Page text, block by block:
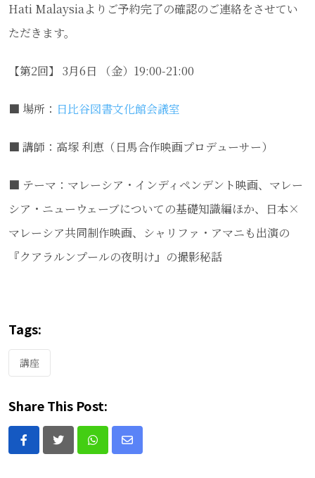
Hati Malaysiaよりご予約完了の確認のご連絡をさせてい
ただきます。
【第2回】 3月6日 （金）19:00-21:00
■ 場所： 日比谷図書文化館会議室
■ 講師：高塚 利恵（日馬合作映画プロデューサー）
■ テーマ：マレーシア・インディペンデント映画、マレー
シア・ニューウェーブについての基礎知識編ほか、日本×
マレーシア共同制作映画、シャリファ・アマニも出演の
『クアラルンプールの夜明け』の撮影秘話
Tags:
講座
Share This Post:
Whatsapp
Share